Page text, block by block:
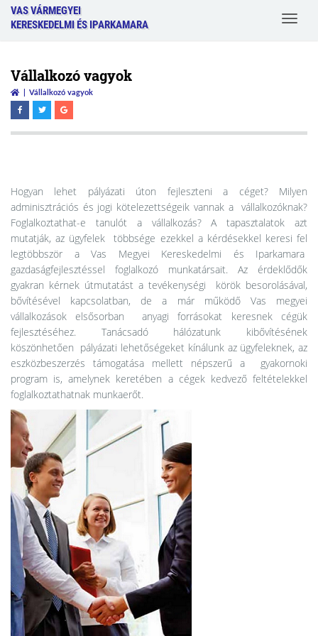
VAS VÁRMEGYEI
KERESKEDELMI ÉS IPARKAMARA
Toggle
Vállalkozó vagyok
Vállalkozó vagyok
Hogyan lehet pályázati úton fejleszteni a céget? Milyen
adminisztrációs és jogi kötelezettségeik vannak a vállalkozóknak?
Foglalkoztathat-e tanulót a vállalkozás? A tapasztalatok azt
mutatják, az ügyfelek többsége ezekkel a kérdésekkel keresi fel
legtöbbször a Vas Megyei Kereskedelmi és Iparkamara
gazdaságfejlesztéssel foglalkozó munkatársait. Az érdeklődők
gyakran kérnek útmutatást a tevékenységi körök besorolásával,
bővítésével kapcsolatban, de a már működő Vas megyei
vállalkozások elsősorban anyagi forrásokat keresnek cégük
fejlesztéséhez. Tanácsadó hálózatunk kibővítésének
köszönhetően pályázati lehetőségeket kínálunk az ügyfeleknek, az
eszközbeszerzés támogatása mellett népszerű a gyakornoki
program is, amelynek keretében a cégek kedvező feltételekkel
foglalkoztathatnak munkaerőt.